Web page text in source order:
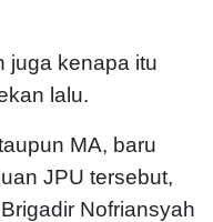
juga kenapa itu
lalu.
MA, baru
JPU tersebut,
Nofriansyah